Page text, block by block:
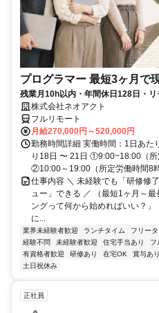
プログラマー 最短3ヶ月で
残業月10h以内・年間休日128日・リ
株式会社ネオアクト
フルリモート
月給270,000円～520,000円
勤務時間詳細 実働時間：1日あた
り18日 〜 21日 ①9:00~18:00（所
②10:00～19:00（所定労働時間8
仕事内容 ＼ 未経験でも「研修修
ュー」できる ／ （最短1ヶ月～
ングって何から始めればいい？
に...
業界未経験者歓迎 ランチタイム フリー
経験不問
未経験者歓迎 住宅手当あり フ
有資格者歓迎
研修あり 在宅OK 賞与あり
土日祝休み
正社員